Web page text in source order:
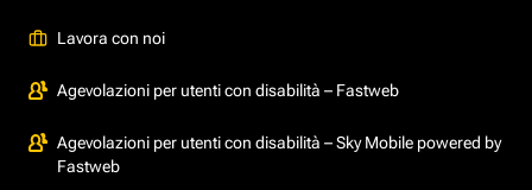
Lavora con noi
Agevolazioni per utenti con disabilità – Fastweb
Agevolazioni per utenti con disabilità – Sky Mobile powered by
Fastweb